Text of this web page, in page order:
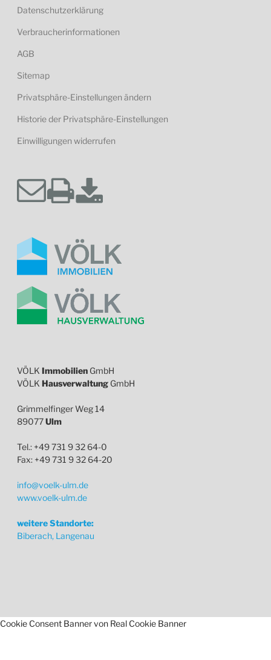
Datenschutzerklärung
Verbraucherinformationen
AGB
Sitemap
Privatsphäre-Einstellungen ändern
Historie der Privatsphäre-Einstellungen
Einwilligungen widerrufen
VÖLK Immobilien GmbH
VÖLK Hausverwaltung GmbH
Grimmelfinger Weg 14
89077Ulm
Tel.: +49 731 9 32 64-0
Fax: +49 731 9 32 64-20
info@voelk-ulm.de
www.voelk-ulm.de
weitere Standorte:
Biberach, Langenau
Cookie Consent Banner von Real Cookie Banner